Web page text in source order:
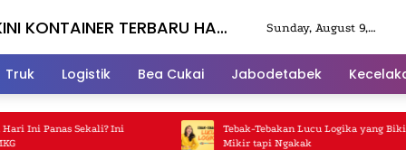
KONTAINER TERBARU HARI
Sunday, August 9,
Truk Logistik Bea Cukai Jabodetabek
Panas Sekali? Ini
Tebak-Tebakan Lucu Logika yang Bikin
Mikir tapi Ngakak